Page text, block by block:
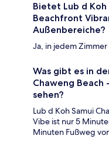
Bietet Lub d Koh
Beachfront
Außenbereiche?
Ja, in jedem
Was gibt es in
Chaweng Beach
sehen?
Lub d Koh Samui
Vibe ist nur 5
Minuten Fußweg